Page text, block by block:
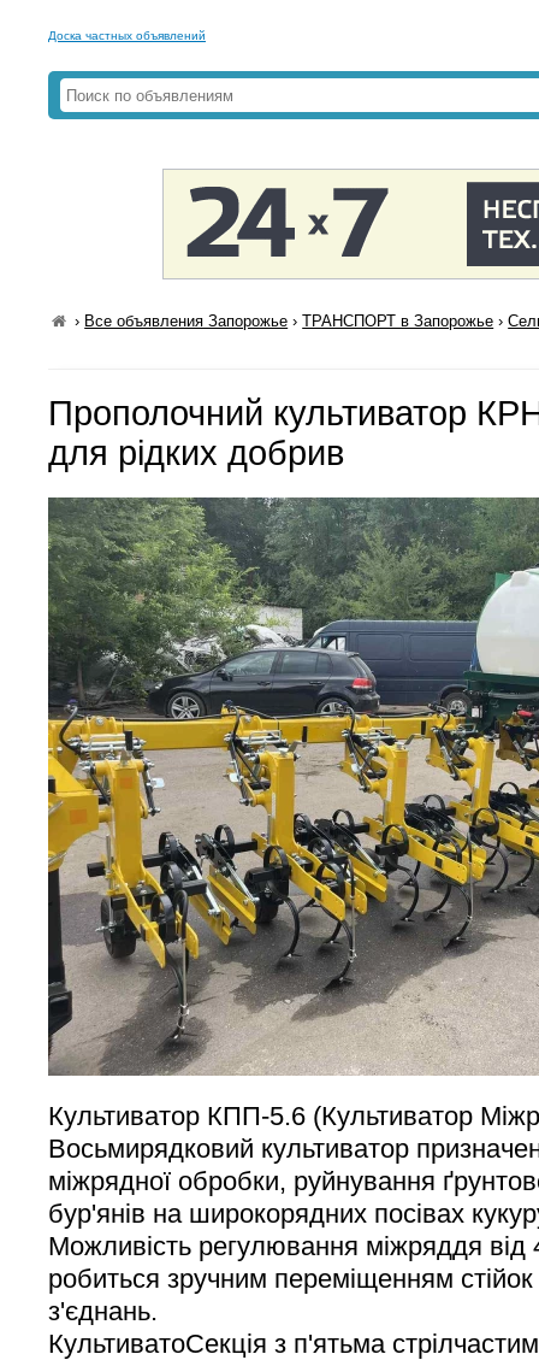
Доска частных объявлений
› Все объявления Запорожье ›ТРАНСПОРТ в Запорожье ›
Прополочний культиватор
для рідких добрив
Культиватор КПП-5.6 (Культиватор
Восьмирядковий культиватор
міжрядної обробки, руйнування
бур'янів на широкорядних посівах
Можливість регулювання міжряддя від
робиться зручним переміщенням
з'єднань.
КультиватоСекція з п'ятьма